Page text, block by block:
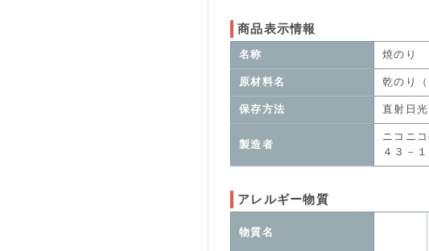
商品表示情報
名称 焼のり
原材料名 乾のり（
保存方法 直射日
製造者
ニコニ
４３－１
アレルギー物質
物質名